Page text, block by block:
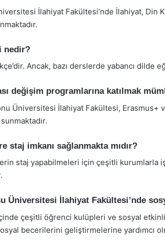
İlahiyat Fakültesi’nde İlahiyat, Din
nedir?
Ancak, bazı derslerde yabancı dilde
değişim programlarına katılmak
Üniversitesi İlahiyat Fakültesi, Erasmus+
sunmaktadır.
staj imkanı sağlanmakta mıdır?
staj yapabilmeleri için çeşitli kurumlarla
Üniversitesi İlahiyat Fakültesi’nde
çeşitli öğrenci kulüpleri ve sosyal
becerilerini geliştirmelerine yardımcı